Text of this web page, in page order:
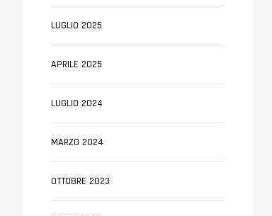
LUGLIO 2025
APRILE 2025
LUGLIO 2024
MARZO 2024
OTTOBRE 2023